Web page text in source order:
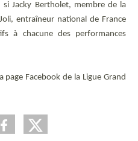
si Jacky Bertholet, membre de la
entraîneur national de France
à chacune des performances
page Facebook de la Ligue Grand